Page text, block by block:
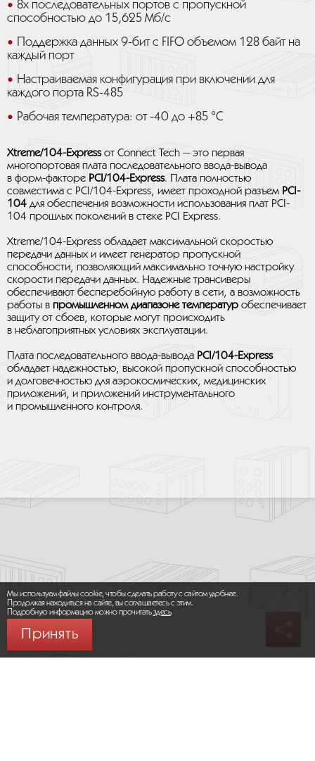
8х последовательных портов с пропускной
способностью до 15,625 Мб/с
Поддержка данных 9-бит с FIFO объемом 128 байт на
каждый порт
Настраиваемая конфигурация при включении для
каждого порта RS-485
Рабочая температура: от -40 до +85 °C
Xtreme/104-Expressот Connect Tech — это первая
многопортовая плата последовательного ввода-вывода
в форм-факторе PCI/104-Express. Плата полностью
совместима с PCI/104-Express, имеет проходной разъем PCI-
104 для обеспечения возможности использования плат PCI-
104 прошлых поколений в стеке PCI Express.
Xtreme/104-Express обладает максимальной скоростью
передачи данных и имеет генератор пропускной
способности, позволяющий максимально точную настройку
скорости передачи данных. Надежные трансиверы
обеспечивают бесперебойную работу в сети, а возможность
работы в промышленном диапазоне температур обеспечивает
защиту от сбоев, которые могут происходить
в неблагоприятных условиях эксплуатации.
Плата последовательного ввода-вывода PCI/104-Express
обладает надежностью, высокой пропускной способностью
и долговечностью для аэрокосмических, медицинских
приложений, и приложений инструментального
и промышленного контроля.
Мы используем файлы cookie, чтобы сделать работу с сайтом удобнее.
Продолжая находиться на сайте, вы соглашаетесь с этим.
Подробную информацию можно прочитатьздесь.
Принять